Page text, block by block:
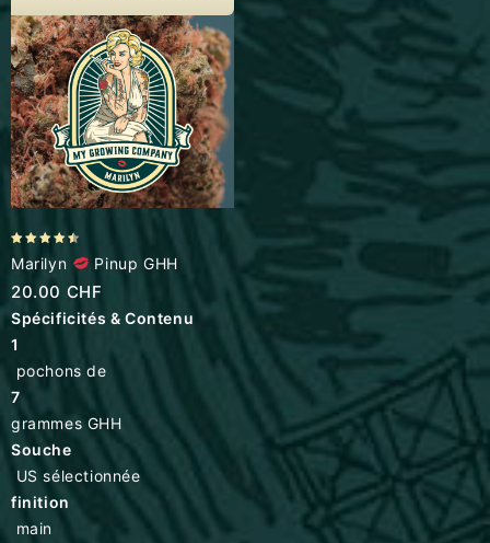
out of 5
Marilyn Pinup GHH
20.00 CHF
Spécificités & Contenu
1
pochons de
7
grammes GHH
Souche
US sélectionnée
finition
main